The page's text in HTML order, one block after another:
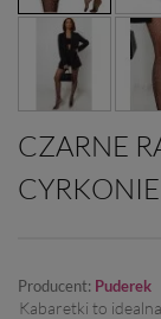
CZARNE
CYRKONIE
Producent: Puderek
Kabaretki to